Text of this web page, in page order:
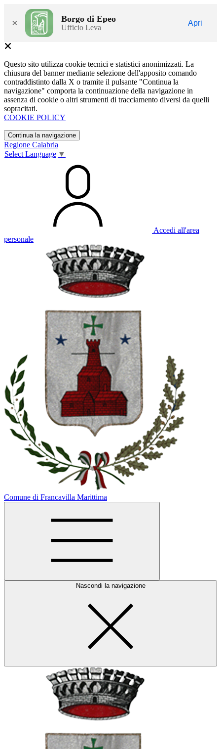
× Borgo di Epeo
Ufficio Leva
Apri
Questo sito utilizza cookie tecnici e statistici anonimizzati. La
chiusura del banner mediante selezione dell'apposito comando
contraddistinto dalla X o tramite il pulsante "Continua la
navigazione" comporta la continuazione della navigazione in
assenza di cookie o altri strumenti di tracciamento diversi da quelli
sopracitati.
COOKIE POLICY
Continua la navigazione
Regione Calabria
Select Language ▼
Accedi all'area
personale
Comune di Francavilla Marittima
Nascondi la navigazione